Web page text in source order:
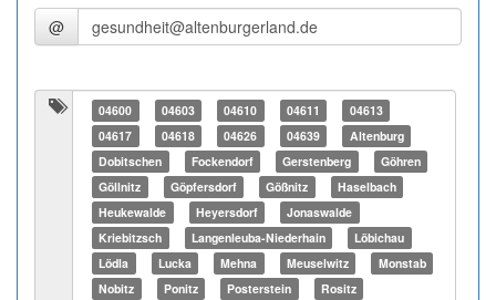
@
04600 04603 04610 04611
04613
04617
04618 04626 04639
Altenburg
Dobitschen
Fockendorf Gerstenberg
Göhren
Göllnitz
Göpfersdorf Gößnitz
Haselbach
Heukewalde
Heyersdorf
Jonaswalde
Kriebitzsch
Langenleuba-Niederhain
Löbichau
Lödla
Lucka Mehna Meuselwitz
Monstab
Nobitz
Ponitz Posterstein Rositz